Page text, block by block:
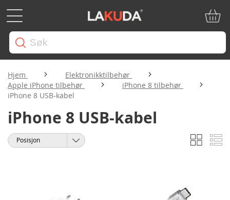
Hjem
Elektronikktilbehør
Apple iPhone tilbehør
iPhone 8 tilbehør
iPhone 8 USB-kabel
iPhone 8 USB-kabel
Vise
som
Sorter